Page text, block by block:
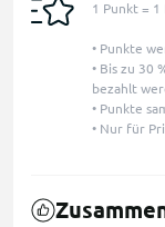
1 Punkt = 1
• Punkte
• Bis zu 30
bezahlt
• Punkte
• Nur für